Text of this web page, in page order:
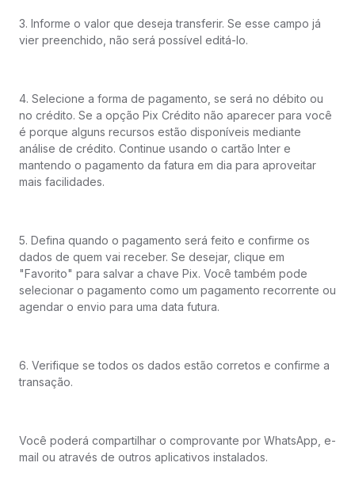
3. Informe o valor que deseja transferir. Se esse campo já
vier preenchido, não será possível editá-lo.
4. Selecione a forma de pagamento, se será no débito ou
no crédito. Se a opção Pix Crédito não aparecer para você
é porque alguns recursos estão disponíveis mediante
análise de crédito. Continue usando o cartão Inter e
mantendo o pagamento da fatura em dia para aproveitar
mais facilidades.
5. Defina quando o pagamento será feito e confirme os
dados de quem vai receber. Se desejar, clique em
"Favorito" para salvar a chave Pix. Você também pode
selecionar o pagamento como um pagamento recorrente ou
agendar o envio para uma data futura.
6. Verifique se todos os dados estão corretos e confirme a
transação.
Você poderá compartilhar o comprovante por WhatsApp, e-
mail ou através de outros aplicativos instalados.